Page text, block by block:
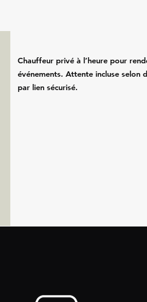
Chauffeur privé à l’heure pour
événements. Attente incluse selon
par lien sécurisé.